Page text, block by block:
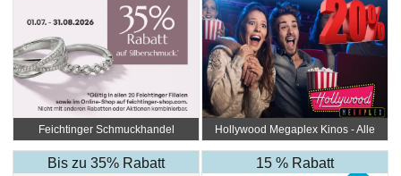
Feichtinger Schmuckhandel
Hollywood Megaplex Kinos - Alle
Bis zu 35% Rabatt 15 % Rabatt